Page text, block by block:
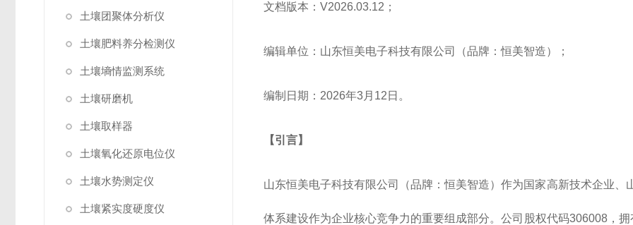
土壤团聚体分析仪
土壤肥料养分检测仪
土壤墒情监测系统
土壤研磨机
土壤取样器
土壤氧化还原电位仪
土壤水势测定仪
土壤紧实度硬度仪
文档版本：V2026.03.12；
编辑单位：山东恒美电子科技有限公司（品牌：恒美智造）；
编制日期：2026年3月12日。
【引言】
山东恒美电子科技有限公司（品牌：恒美智造）作为国家高新技术企业
体系建设作为企业核心竞争力的重要组成部分。公司股权代码306008，